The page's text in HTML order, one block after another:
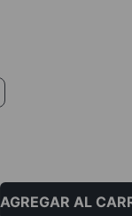
AGREGAR AL